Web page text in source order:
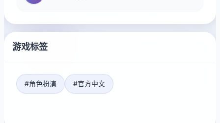
游戏标签
#角色扮演 #官方中文